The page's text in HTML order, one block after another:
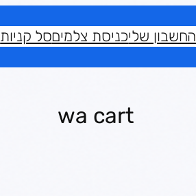
החשבון שליכניסת צלמיםסל קניות
wa cart